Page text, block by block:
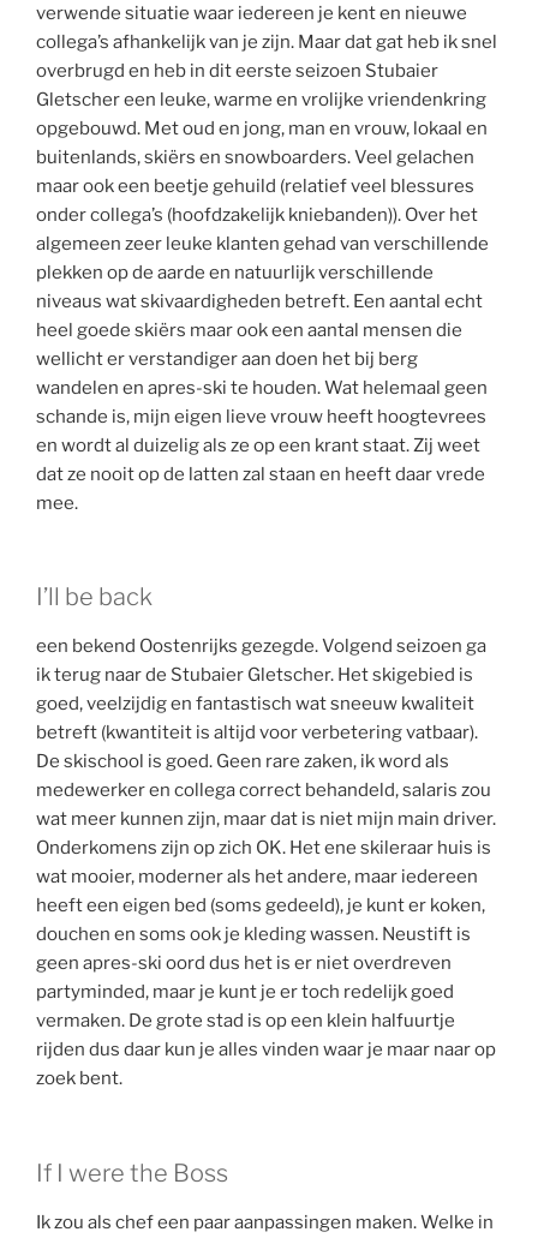
verwende situatie waar iedereen je kent en nieuwe
collega’s afhankelijk van je zijn. Maar dat gat heb ik snel
overbrugd en heb in dit eerste seizoen Stubaier
Gletscher een leuke, warme en vrolijke vriendenkring
opgebouwd. Met oud en jong, man en vrouw, lokaal en
buitenlands, skiërs en snowboarders. Veel gelachen
maar ook een beetje gehuild (relatief veel blessures
onder collega’s (hoofdzakelijk kniebanden)). Over het
algemeen zeer leuke klanten gehad van verschillende
plekken op de aarde en natuurlijk verschillende
niveaus wat skivaardigheden betreft. Een aantal echt
heel goede skiërs maar ook een aantal mensen die
wellicht er verstandiger aan doen het bij berg
wandelen en apres-ski te houden. Wat helemaal geen
schande is, mijn eigen lieve vrouw heeft hoogtevrees
en wordt al duizelig als ze op een krant staat. Zij weet
dat ze nooit op de latten zal staan en heeft daar vrede
mee.
I’ll be back
een bekend Oostenrijks gezegde. Volgend seizoen ga
ik terug naar de Stubaier Gletscher. Het skigebied is
goed, veelzijdig en fantastisch wat sneeuw kwaliteit
betreft (kwantiteit is altijd voor verbetering vatbaar).
De skischool is goed. Geen rare zaken, ik word als
medewerker en collega correct behandeld, salaris zou
wat meer kunnen zijn, maar dat is niet mijn main driver.
Onderkomens zijn op zich OK. Het ene skileraar huis is
wat mooier, moderner als het andere, maar iedereen
heeft een eigen bed (soms gedeeld), je kunt er koken,
douchen en soms ook je kleding wassen. Neustift is
geen apres-ski oord dus het is er niet overdreven
partyminded, maar je kunt je er toch redelijk goed
vermaken. De grote stad is op een klein halfuurtje
rijden dus daar kun je alles vinden waar je maar naar op
zoek bent.
If I were the Boss
Ik zou als chef een paar aanpassingen maken. Welke in